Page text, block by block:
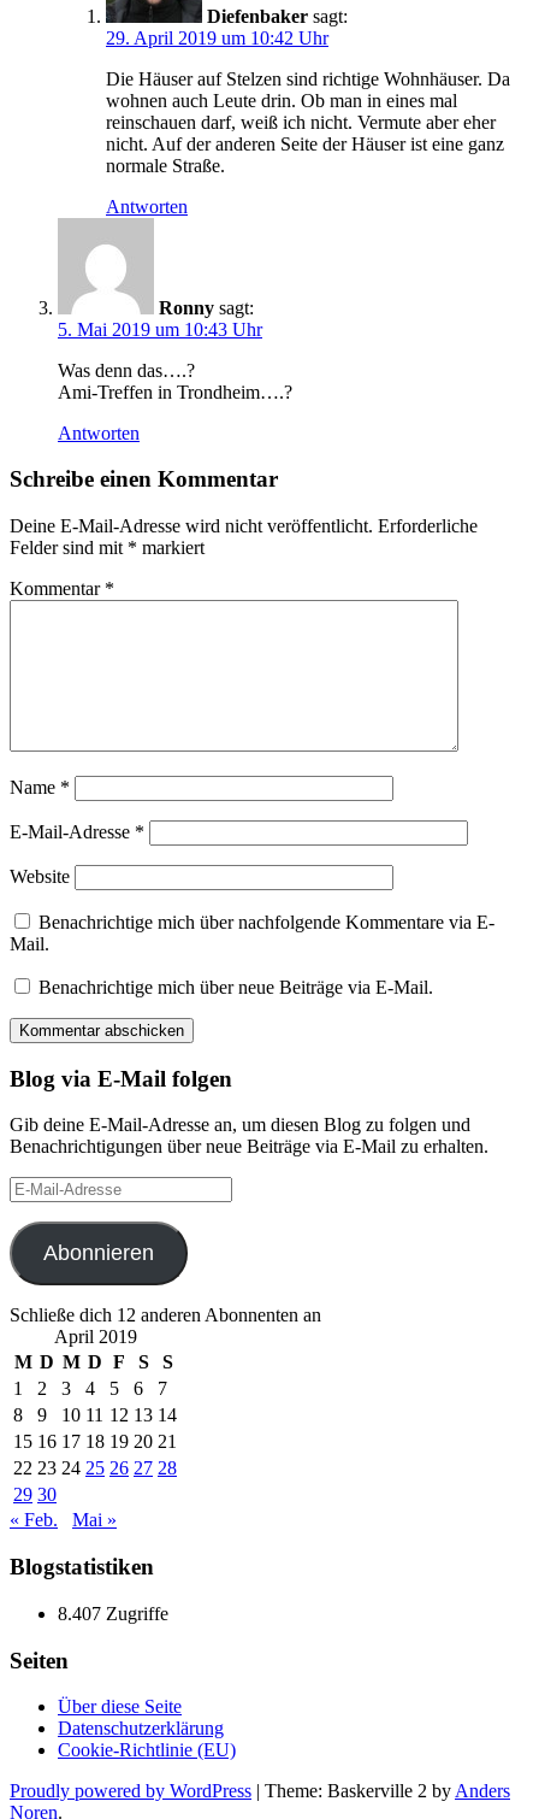
Diefenbaker sagt:
29. April 2019 um 10:42 Uhr
Die Häuser auf Stelzen sind richtige Wohnhäuser. Da
wohnen auch Leute drin. Ob man in eines mal
reinschauen darf, weiß ich nicht. Vermute aber eher
nicht. Auf der anderen Seite der Häuser ist eine ganz
normale Straße.
Antworten
Ronny sagt:
5. Mai 2019 um 10:43 Uhr
Was denn das….?
Ami-Treffen in Trondheim….?
Antworten
Schreibe einen Kommentar
Deine E-Mail-Adresse wird nicht veröffentlicht. Erforderliche
Felder sind mit * markiert
Kommentar *
Name *
E-Mail-Adresse *
Website
Benachrichtige mich über nachfolgende Kommentare via E-
Mail.
Benachrichtige mich über neue Beiträge via E-Mail.
Blog via E-Mail folgen
Gib deine E-Mail-Adresse an, um diesen Blog zu folgen und
Benachrichtigungen über neue Beiträge via E-Mail zu erhalten.
E-
Mail-
Adresse
Abonnieren
Schließe dich 12 anderen Abonnenten an
April 2019
M D M D F S
S
1
2 3 4 5 6
7
8
9 10 11 12 13 14
15 16 17 18 19 20 21
22 23 24 25 26 27 28
29 30
« Feb.
Mai »
Blogstatistiken
8.407 Zugriffe
Seiten
Über diese Seite
Datenschutzerklärung
Cookie-Richtlinie (EU)
Proudly powered by WordPress | Theme: Baskerville 2 by Anders
Noren.